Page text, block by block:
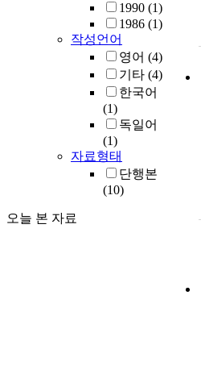
1990 (1)
1986 (1)
작성언어
영어 (4)
기타 (4)
한국어
(1)
독일어
(1)
자료형태
단행본
(10)
오늘 본 자료